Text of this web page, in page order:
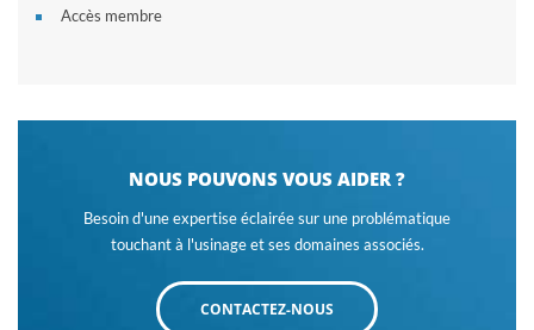
Accès membre
NOUS POUVONS VOUS AIDER ?
Besoin d'une expertise éclairée sur une problématique
touchant à l'usinage et ses domaines associés.
CONTACTEZ-NOUS